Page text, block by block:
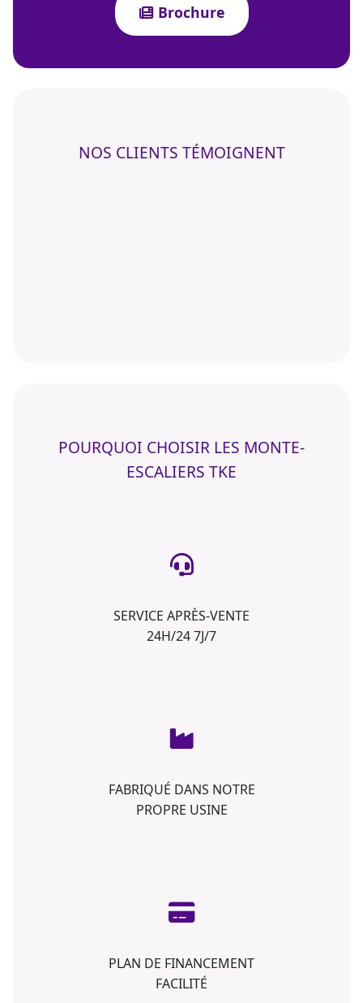
Brochure
NOS CLIENTS TÉMOIGNENT
POURQUOI CHOISIR LES MONTE-
ESCALIERS TKE
SERVICE APRÈS-VENTE
24H/24 7J/7
FABRIQUÉ DANS NOTRE
PROPRE USINE
PLAN DE FINANCEMENT
FACILITÉ